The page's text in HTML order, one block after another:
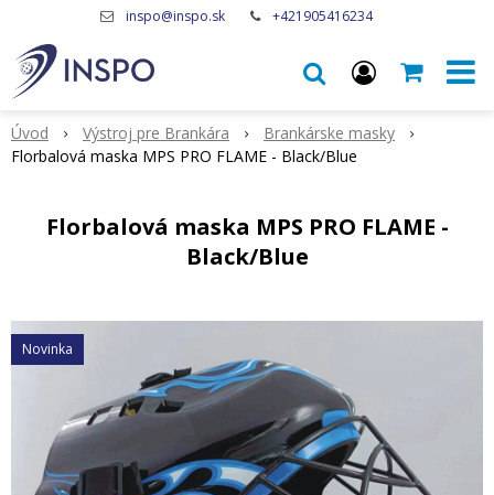
inspo@inspo.sk +421905416234
Úvod Výstroj pre Brankára
Brankárske masky
Florbalová maska MPS PRO FLAME - Black/Blue
Florbalová maska MPS PRO FLAME -
Black/Blue
Novinka